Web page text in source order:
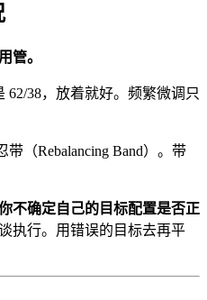
管。
62/38，放着就好。频繁微调只
（Rebalancing Band）。带
不确定自己的目标配置是否正
执行。用错误的目标去再平